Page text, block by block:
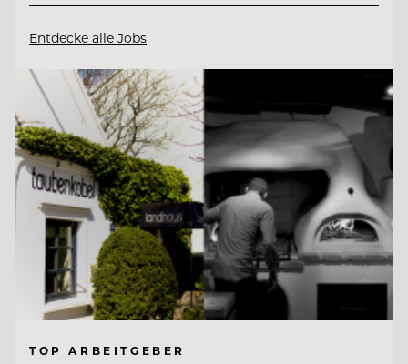
Entdecke alle Jobs
TOP ARBEITGEBER